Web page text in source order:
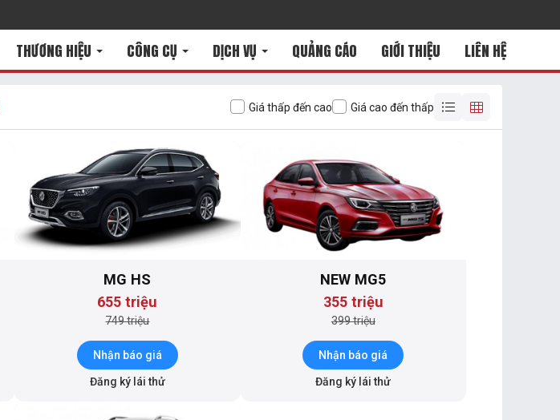
THƯƠNG HIỆU CÔNG CỤ DỊCH VỤ QUẢNG CÁO GIỚI THIỆU LIÊN HỆ
Giá thấp đến cao Giá cao đến thấp
MG HS
655 triệu
749 triệu
Nhận báo giá
Đăng ký lái thử
NEW MG5
355 triệu
399 triệu
Nhận báo giá
Đăng ký lái thử